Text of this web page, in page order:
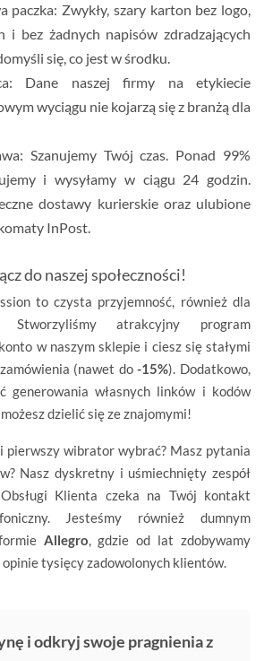
paczka: Zwykły, szary karton bez logo,
i bez żadnych napisów zdradzających
się, co jest w środku.
Dane naszej firmy na etykiecie
wyciągu nie kojarzą się z branżą dla
Szanujemy Twój czas. Ponad 99%
i wysyłamy w ciągu 24 godzin.
dostawy kurierskie oraz ulubione
InPost.
do naszej społeczności!
to czysta przyjemność, również dla
Stworzyliśmy atrakcyjny program
w naszym sklepie i ciesz się stałymi
(nawet do-15%). Dodatkowo,
generowania własnych linków i kodów
dzielić się ze znajomymi!
pierwszy wibrator wybrać? Masz pytania
Nasz dyskretny i uśmiechnięty zespół
Klienta czeka na Twój kontakt
Jesteśmy również dumnym
Allegro, gdzie od lat zdobywamy
tysięcy zadowolonych klientów.
i odkryj swoje pragnienia z